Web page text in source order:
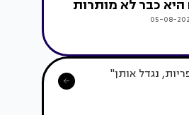
היא כבר לא מותרות
05-08-